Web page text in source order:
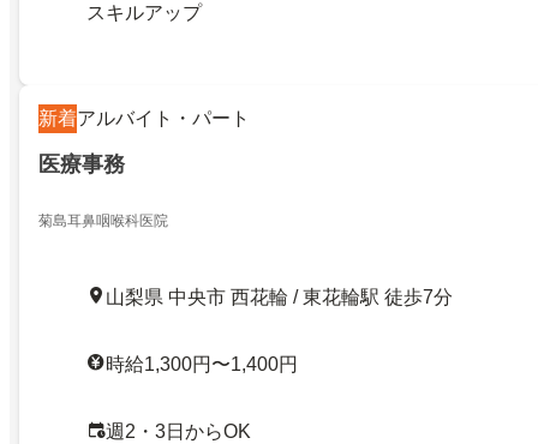
スキルアップ
新着アルバイト・パート
医療事務
菊島耳鼻咽喉科医院
山梨県 中央市 西花輪 / 東花輪駅 徒歩7分
時給1,300円〜1,400円
週2・3日からOK